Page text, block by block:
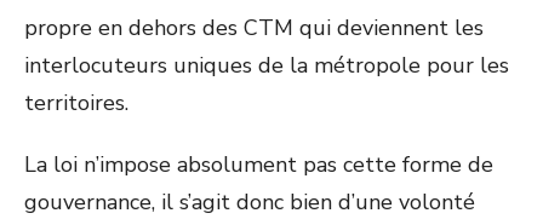
propre en dehors des CTM qui deviennent les
interlocuteurs uniques de la métropole pour les
territoires.
La loi n’impose absolument pas cette forme de
gouvernance, il s’agit donc bien d’une volonté